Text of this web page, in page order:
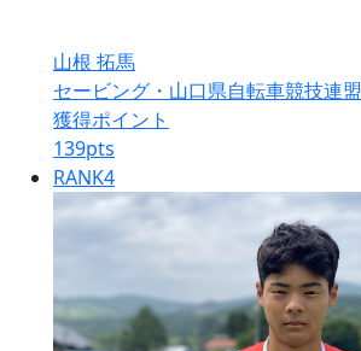
山根 拓馬
セービング・山口県自転車競技連盟
獲得ポイント
139pts
RANK4